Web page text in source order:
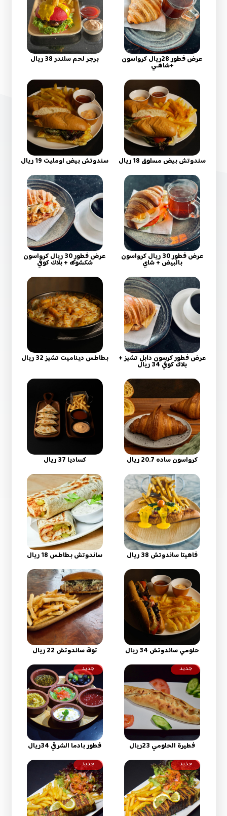
عرض فطور 28ريال كرواسون
+شاهـي
برجر لحم سلندر 38 ريال
سندوتش بيض مسلوق 18 ريال سندوتش بيض اومليت 19 ريال
عرض فطور 30 ريال كرواسون
بالبيض + شاي
عرض فطور 30 ريال كرواسون
شكشوكه + بلاك كوفي
عرض فطور كرسون دابل تشيز +
بلاك كوفي 34 ريال
بطاطس ديناميت تشيز 32 ريال
كرواسون ساده 20.7 ريال كساديا 37 ريال
فاهيتا ساندوتش 38 ريال ساندوتش بطاطس 18 ريال
حلومي ساندوتش 34 ريال تونة ساندوتش 22 ريال
جديد
فطيرة الحلومي 23ريال
جديد
فطور بادما الشرقي 34ريال
جديد جديد